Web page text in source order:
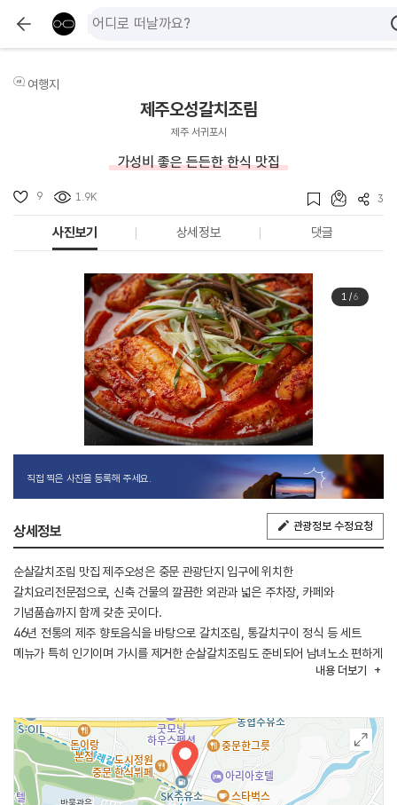
여행지
제주오성갈치조림
제주 서귀포시
가성비 좋은 든든한 한식 맛집
9 1.9K 3
사진보기 상세정보 댓글
1/6
직접 찍은 사진을 등록해 주세요.
상세정보 관광정보 수정요청
순살갈치조림 맛집 제주오성은 중문 관광단지 입구에 위치한
갈치요리전문점으로, 신축 건물의 깔끔한 외관과 넓은 주차장, 카페와
기념품숍까지 함께 갖춘 곳이다.
46년 전통의 제주 향토음식을 바탕으로 갈치조림, 통갈치구이 정식 등 세트
메뉴가 특히 인기이며 가시를 제거한 순살갈치조림도 준비되어 남녀노소 편하게
있어 가족 모임에도 적합하다.
식사 후 기념품 쇼핑까지 가능해 제주갈치조림맛집으로 꾸준히 찾는 이들이
많으며 중문 여행 중 다시 찾게 되는 중문에 대표적인 갈치조림맛집이다.
내용 더보기